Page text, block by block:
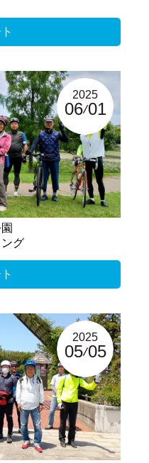
2025
06 01
グ
2025
05 05